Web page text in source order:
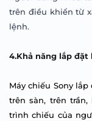
trên điều khiển từ
lệnh.
4.Khả năng lắp đặt
Máy chiếu Sony
trên sàn, trên
trình chiếu của